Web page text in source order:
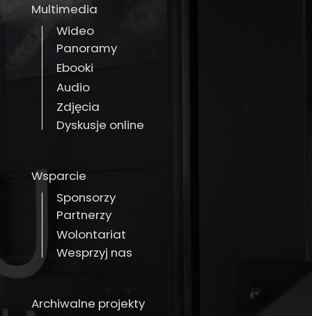
Multimedia
Wideo
Panoramy
Ebooki
Audio
Zdjęcia
Dyskusje online
Wsparcie
Sponsorzy
Partnerzy
Wolontariat
Wesprzyj nas
Archiwalne projekty